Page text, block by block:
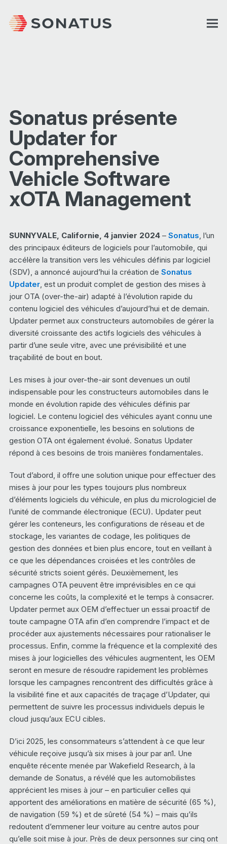
Sonatus présente
Updater for
Comprehensive
Vehicle Software
xOTA Management
SUNNYVALE, Californie, 4 janvier 2024– Sonatus, l’un
des principaux éditeurs de logiciels pour l’automobile, qui
accélère la transition vers les véhicules définis par logiciel
(SDV), a annoncé aujourd’hui la création de Sonatus
Updater, est un produit complet de gestion des mises à
jour OTA (over-the-air) adapté à l’évolution rapide du
contenu logiciel des véhicules d’aujourd’hui et de demain.
Updater permet aux constructeurs automobiles de gérer la
diversité croissante des actifs logiciels des véhicules à
partir d’une seule vitre, avec une prévisibilité et une
traçabilité de bout en bout.
Les mises à jour over-the-air sont devenues un outil
indispensable pour les constructeurs automobiles dans le
monde en évolution rapide des véhicules définis par
logiciel. Le contenu logiciel des véhicules ayant connu une
croissance exponentielle, les besoins en solutions de
gestion OTA ont également évolué. Sonatus Updater
répond à ces besoins de trois manières fondamentales.
Tout d’abord, il offre une solution unique pour effectuer des
mises à jour pour les types toujours plus nombreux
d’éléments logiciels du véhicule, en plus du micrologiciel de
l’unité de commande électronique (ECU). Updater peut
gérer les conteneurs, les configurations de réseau et de
stockage, les variantes de codage, les politiques de
gestion des données et bien plus encore, tout en veillant à
ce que les dépendances croisées et les contrôles de
sécurité stricts soient gérés. Deuxièmement, les
campagnes OTA peuvent être imprévisibles en ce qui
concerne les coûts, la complexité et le temps à consacrer.
Updater permet aux OEM d’effectuer un essai proactif de
toute campagne OTA afin d’en comprendre l’impact et de
procéder aux ajustements nécessaires pour rationaliser le
processus. Enfin, comme la fréquence et la complexité des
mises à jour logicielles des véhicules augmentent, les OEM
seront en mesure de résoudre rapidement les problèmes
lorsque les campagnes rencontrent des difficultés grâce à
la visibilité fine et aux capacités de traçage d’Updater, qui
permettent de suivre les processus individuels depuis le
cloud jusqu’aux ECU cibles.
D’ici 2025, les consommateurs s’attendent à ce que leur
véhicule reçoive jusqu’à six mises à jour par an1. Une
enquête récente menée par Wakefield Research, à la
demande de Sonatus, a révélé que les automobilistes
apprécient les mises à jour – en particulier celles qui
apportent des améliorations en matière de sécurité (65 %),
de navigation (59 %) et de sûreté (54 %) – mais qu’ils
redoutent d’emmener leur voiture au centre autos pour
qu’elle soit mise à jour. Près de deux personnes sur cinq ont